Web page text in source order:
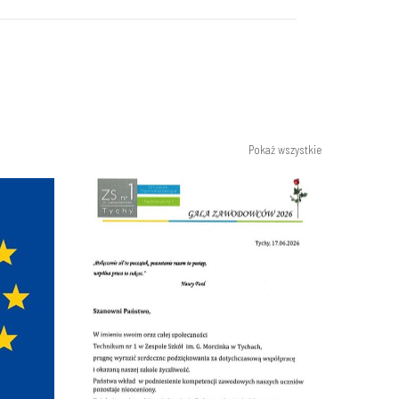
Pokaż wszystkie